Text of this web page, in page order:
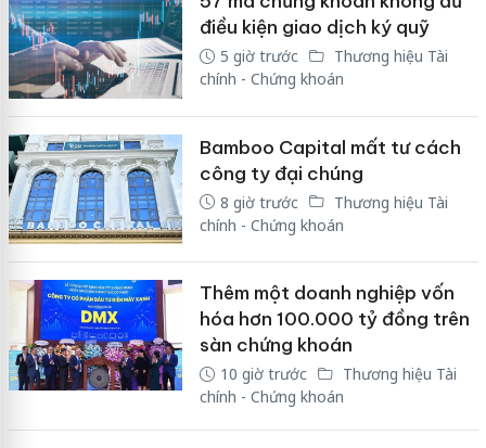
điều kiện giao dịch ký quỹ
5 giờ trước
Thương hiệu Tài
chính - Chứng khoán
Bamboo Capital mất tư cách
công ty đại chúng
8 giờ trước
Thương hiệu Tài
chính - Chứng khoán
Thêm một doanh nghiệp vốn
hóa hơn 100.000 tỷ đồng trên
sàn chứng khoán
10 giờ trước
Thương hiệu Tài
chính - Chứng khoán